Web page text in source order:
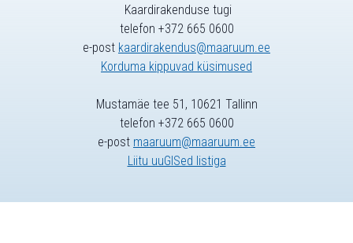
Kaardirakenduse tugi
telefon +372 665 0600
e-post kaardirakendus@maaruum.ee
Korduma kippuvad küsimused
Mustamäe tee 51, 10621 Tallinn
telefon +372 665 0600
e-post maaruum@maaruum.ee
Liitu uuGISed listiga